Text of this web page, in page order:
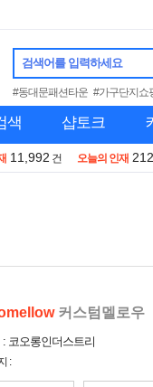
검색어를 입력하세요
#동대문패션타운 #가구단지쇼
색 샵토크
11,992 건 오늘의 인재 212
커스텀멜로우
: 코오롱인더스트리
: